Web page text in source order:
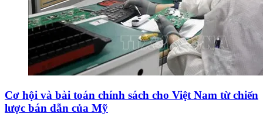
Cơ hội và bài toán chính sách cho Việt Nam từ chiến
lược bán dẫn của Mỹ